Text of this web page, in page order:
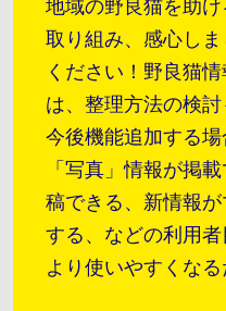
地域の野良猫を助
取り組み、感心し
ください！野良猫
は、整理方法の検討
今後機能追加する
「写真」情報が掲
稿できる、新情報
する、などの利用
より使いやすくなる